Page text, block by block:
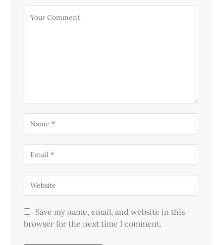
Save my name, email, and website in this
browser for the next time I comment.